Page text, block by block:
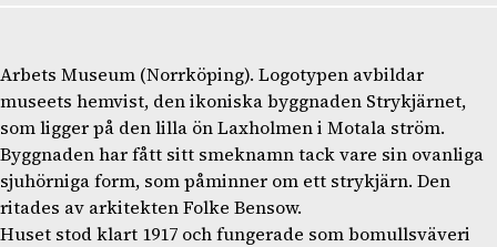
Arbets Museum (Norrköping). Logotypen avbildar
museets hemvist, den ikoniska byggnaden Strykjärnet,
som ligger på den lilla ön Laxholmen i Motala ström.
Byggnaden har fått sitt smeknamn tack vare sin ovanliga
sjuhörniga form, som påminner om ett strykjärn. Den
ritades av arkitekten Folke Bensow.
Huset stod klart 1917 och fungerade som bomullsväveri